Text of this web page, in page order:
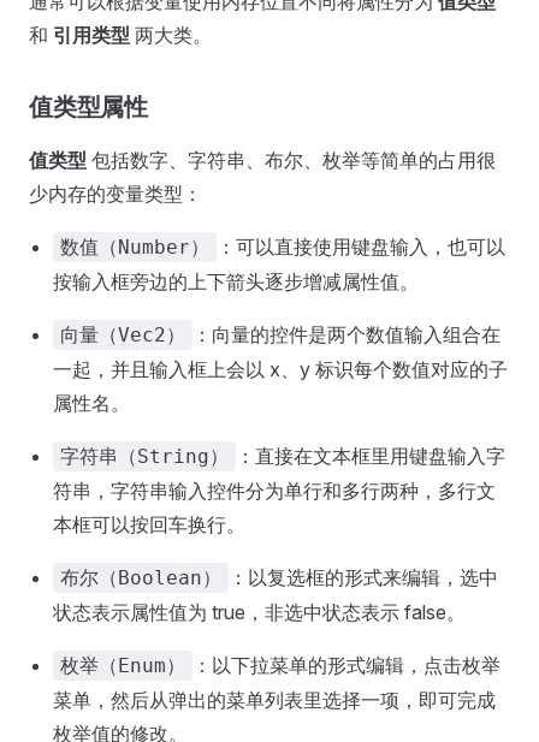
和 引用类型 两大类。
值类型属性
值类型 包括数字、字符串、布尔、枚举等简单的占用很
少内存的变量类型：
数值（Number）
：可以直接使用键盘输入，也可以
按输入框旁边的上下箭头逐步增减属性值。
向量（Vec2）
：向量的控件是两个数值输入组合在
一起，并且输入框上会以 x、y 标识每个数值对应的子
属性名。
字符串（String）
：直接在文本框里用键盘输入字
符串，字符串输入控件分为单行和多行两种，多行文
本框可以按回车换行。
布尔（Boolean）
：以复选框的形式来编辑，选中
状态表示属性值为 true，非选中状态表示 false。
枚举（Enum）
：以下拉菜单的形式编辑，点击枚举
菜单，然后从弹出的菜单列表里选择一项，即可完成
枚举值的修改。